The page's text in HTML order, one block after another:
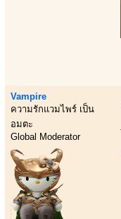
Vampire
ความรักแวมไพร์ เป็น
อมตะ
Global Moderator